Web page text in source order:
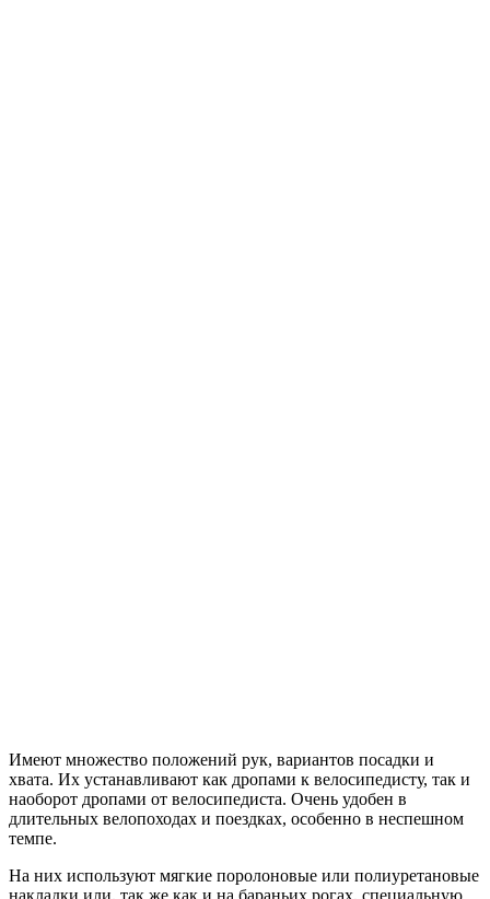
Имеют множество положений рук, вариантов посадки и
хвата. Их устанавливают как дропами к велосипедисту, так и
наоборот дропами от велосипедиста. Очень удобен в
длительных велопоходах и поездках, особенно в неспешном
темпе.
На них используют мягкие поролоновые или полиуретановые
накладки или, так же как и на бараньих рогах, специальную